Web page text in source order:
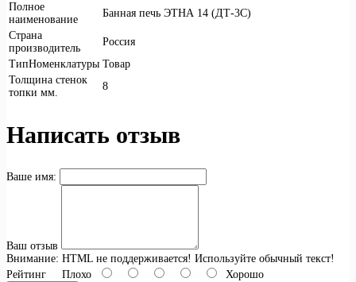
Полное
наименование
Банная печь ЭТНА 14 (ДТ-3С)
Страна
производитель
Россия
ТипНоменклатуры Товар
Толщина стенок
топки мм.
8
Написать отзыв
Ваше имя:
Ваш отзыв
Внимание: HTML не поддерживается! Используйте обычный текст!
Рейтинг Плохо
Хорошо